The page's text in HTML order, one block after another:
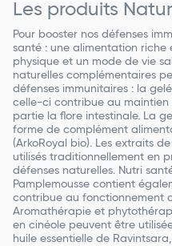
Les produits
Pour booster nos défenses
santé : une alimentation riche
physique et un mode de vie
naturelles complémentaires
défenses immunitaires : la
celle-ci contribue au maintien
partie la flore intestinale. La
forme de complément
(ArkoRoyal bio). Les extraits
utilisés traditionnellement en
défenses naturelles. Nutri
Pamplemousse contient
contribue au fonctionnement
Aromathérapie et
en cinéole peuvent être
huile essentielle de